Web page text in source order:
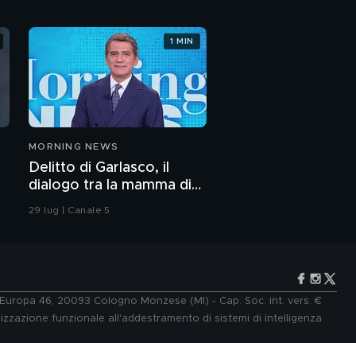
MORNING NEWS
Delitto di Garlasco, il
dialogo tra la mamma di
Sempio e la "Iena" De
29 lug | Canale 5
1 MIN
46, 20093 Cologno Monzese (MI) - Cap. Soc. int. vers. €
funzionale all'addestramento di sistemi di intelligenza